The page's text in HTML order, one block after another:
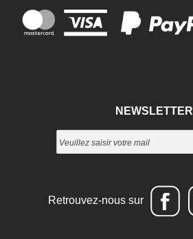
NEWSLETTER
Retrouvez-nous sur